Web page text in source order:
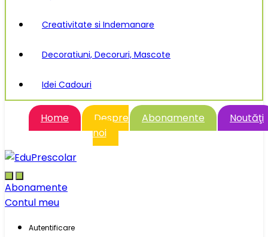
Creativitate si Indemanare
Decoratiuni, Decoruri, Mascote
Idei Cadouri
Home
Despre
noi
Abonamente Noutăţi
Abonamente
Contul meu
Autentificare